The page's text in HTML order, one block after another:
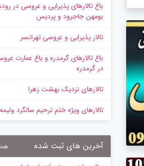
باغ تالارهای پذیرایی و عروسی در
بومهن جاجرود و پردیس
تالار پذیرایی و عروسی تهرانسر
باغ تالارهای گرمدره و باغ عمارت
در گرمدره
تالارهای نزدیک بهشت زهرا
تالارهای ویژه ختم ترحیم سالگرد ولیمه
آخرین های ثبت شده